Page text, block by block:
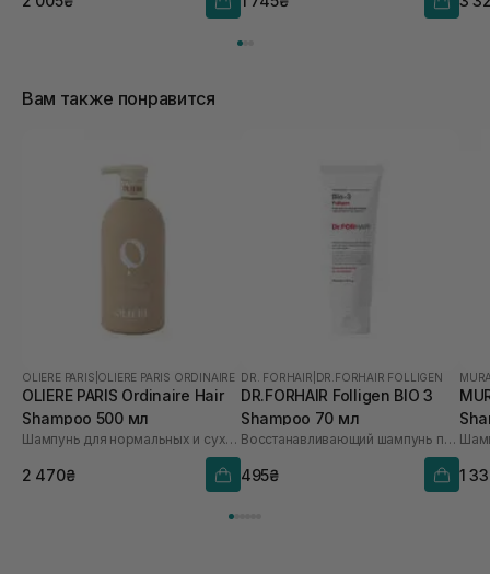
Вам также понравится
OLIERE PARIS OLIERE PARIS ORDINAIRE
OLIERE PARIS Ordinaire Hair
Shampoo 500 мл
Шампунь для нормальных и сухих волос
2 470₴
DR. FORHAIR DR.FORHAIR FOLLIGEN
DR.FORHAIR Folligen BIO 3
Shampoo 70 мл
Восстанавливающий шампунь против выпадения со стволовыми клетками
495₴ 1